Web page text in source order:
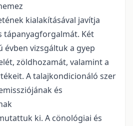
kialakításával javítja
tápanyagforgalmát. Két
vizsgáltuk a gyep
zöldhozamát, valamint a
A talajkondicionáló szer
és
ki. A cönológiai és